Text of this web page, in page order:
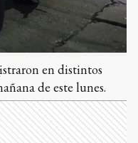
en distintos
de este lunes.